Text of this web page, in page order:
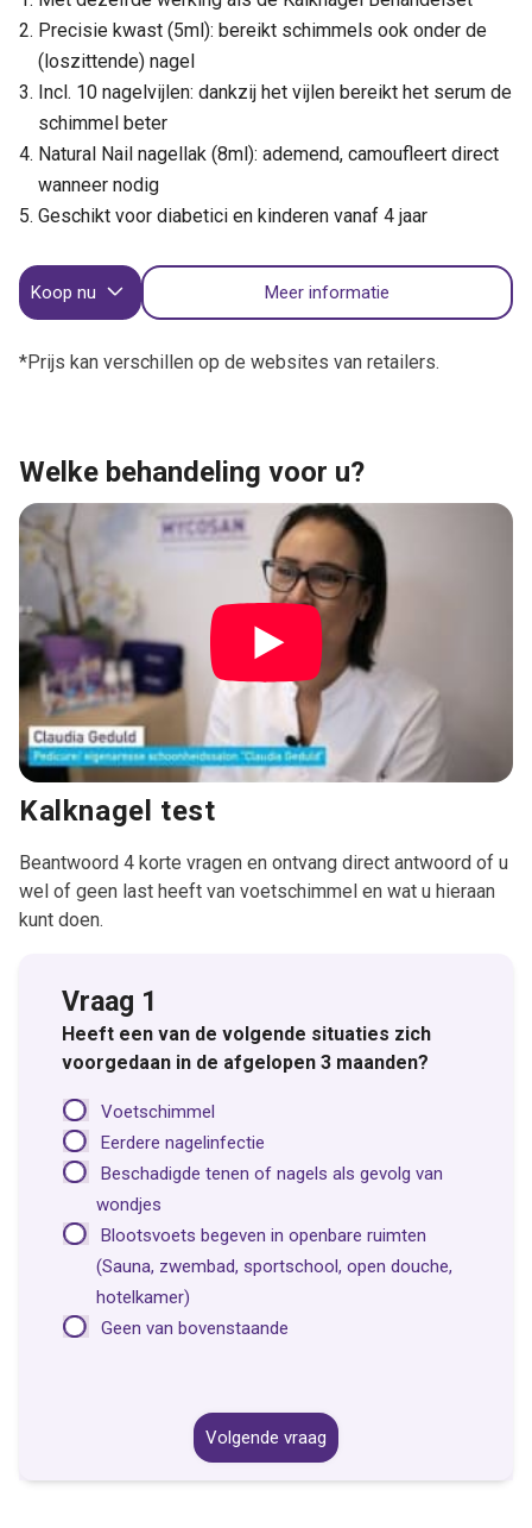
Precisie kwast (5ml): bereikt schimmels ook onder de
(loszittende) nagel
Incl. 10 nagelvijlen: dankzij het vijlen bereikt het serum de
schimmel beter
Natural Nail nagellak (8ml): ademend, camoufleert direct
wanneer nodig
Geschikt voor diabetici en kinderen vanaf 4 jaar
Koop nu Meer informatie
*Prijs kan verschillen op de websites van retailers.
Welke behandeling voor u?
Kalknagel test
Beantwoord 4 korte vragen en ontvang direct antwoord of u
wel of geen last heeft van voetschimmel en wat u hieraan
kunt doen.
Vraag 1
Heeft een van de volgende situaties zich
voorgedaan in de afgelopen 3 maanden?
Voetschimmel
Eerdere nagelinfectie
wondjes
(Sauna, zwembad, sportschool, open douche,
hotelkamer)
Geen van bovenstaande
Volgende vraag